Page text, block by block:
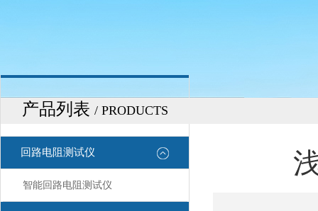
产品列表 / PRODUCTS
回路电阻测试仪
智能回路电阻测试仪